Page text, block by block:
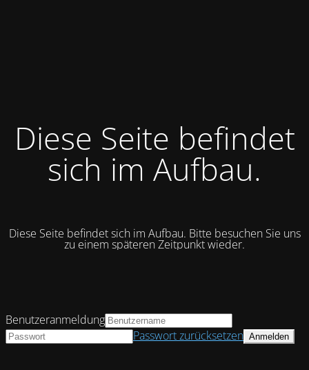
Diese Seite befindet
sich im Aufbau.
Diese Seite befindet sich im Aufbau. Bitte besuchen Sie uns
zu einem späteren Zeitpunkt wieder.
Benutzeranmeldung
Passwort zurücksetzen